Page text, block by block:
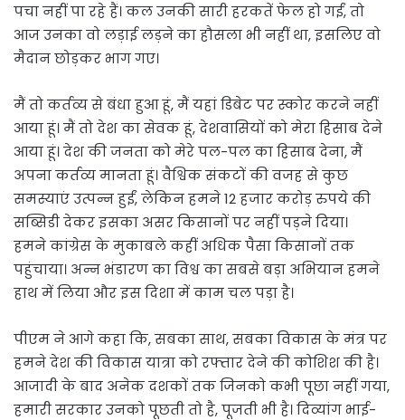
पचा नहीं पा रहे हैं। कल उनकी सारी हरकतें फेल हो गईं, तो
आज उनका वो लड़ाई लड़ने का हौसला भी नहीं था, इसलिए वो
मैदान छोड़कर भाग गए।
मैं तो कर्तव्य से बंधा हुआ हूं, मैं यहां डिबेट पर स्कोर करने नहीं
आया हूं। मैं तो देश का सेवक हूं, देशवासियों को मेरा हिसाब देने
आया हूं। देश की जनता को मेरे पल-पल का हिसाब देना, मैं
अपना कर्तव्य मानता हूं। वैश्विक संकटों की वजह से कुछ
समस्याएं उत्पन्न हुईं, लेकिन हमने 12 हजार करोड़ रुपये की
सब्सिडी देकर इसका असर किसानों पर नहीं पड़ने दिया।
हमने कांग्रेस के मुकाबले कहीं अधिक पैसा किसानों तक
पहुंचाया। अन्न भंडारण का विश्व का सबसे बड़ा अभियान हमने
हाथ में लिया और इस दिशा में काम चल पड़ा है।
पीएम ने आगे कहा कि, सबका साथ, सबका विकास के मंत्र पर
हमने देश की विकास यात्रा को रफ्तार देने की कोशिश की है।
आजादी के बाद अनेक दशकों तक जिनको कभी पूछा नहीं गया,
हमारी सरकार उनको पूछती तो है, पूजती भी है। दिव्यांग भाई-